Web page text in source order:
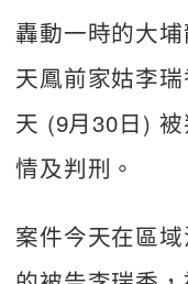
轟動一時的大
天鳳前家姑李
天 (9月30日)
情及判刑。
案件今天在區